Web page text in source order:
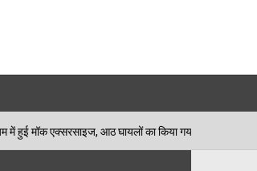
आठ घायलों का किया गया रेस्क्यू